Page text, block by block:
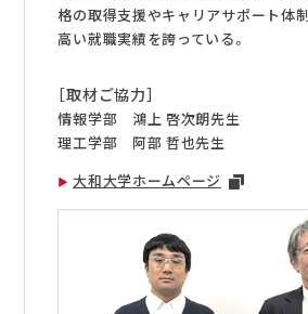
格の取得支援やキャリアサポート体
高い就職実績を誇っている。
［取材ご協力］
情報学部 鴻上 啓次朗先生
理工学部 阿部 哲也先生
大和大学ホームページ